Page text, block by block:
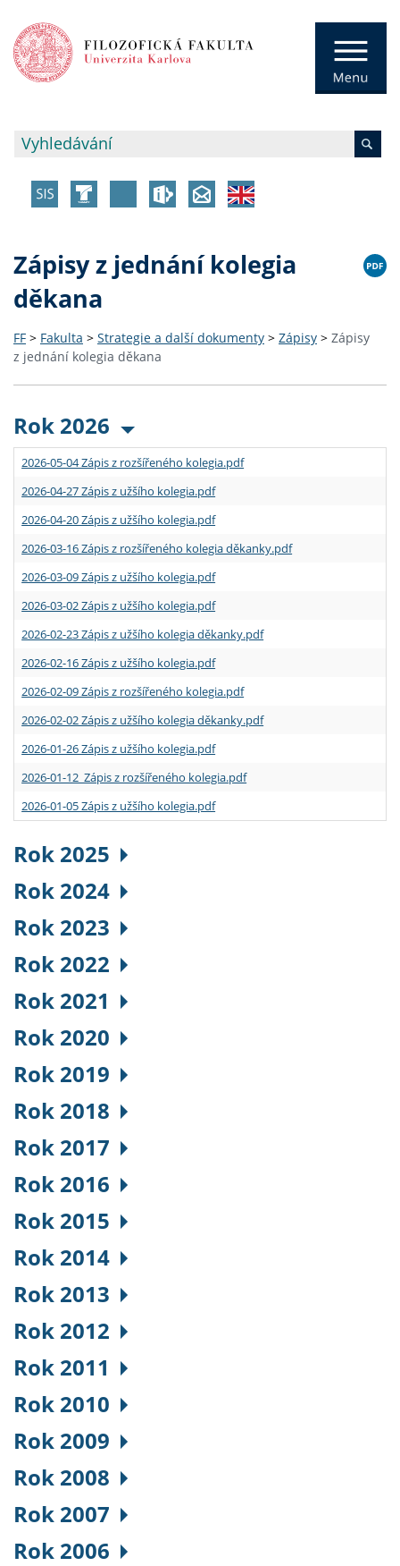
Zápisy z jednání kolegia
děkana
FF > Fakulta > Strategie a další dokumenty > Zápisy > Zápisy
z jednání kolegia děkana
Rok 2026
2026-05-04 Zápis z rozšířeného kolegia.pdf
2026-04-27 Zápis z užšího kolegia.pdf
2026-04-20 Zápis z užšího kolegia.pdf
2026-03-16 Zápis z rozšířeného kolegia děkanky.pdf
2026-03-09 Zápis z užšího kolegia.pdf
2026-03-02 Zápis z užšího kolegia.pdf
2026-02-23 Zápis z užšího kolegia děkanky.pdf
2026-02-16 Zápis z užšího kolegia.pdf
2026-02-09 Zápis z rozšířeného kolegia.pdf
2026-02-02 Zápis z užšího kolegia děkanky.pdf
2026-01-26 Zápis z užšího kolegia.pdf
2026-01-12 Zápis z rozšířeného kolegia.pdf
2026-01-05 Zápis z užšího kolegia.pdf
Rok 2025
Rok 2024
Rok 2023
Rok 2022
Rok 2021
Rok 2020
Rok 2019
Rok 2018
Rok 2017
Rok 2016
Rok 2015
Rok 2014
Rok 2013
Rok 2012
Rok 2011
Rok 2010
Rok 2009
Rok 2008
Rok 2007
Rok 2006